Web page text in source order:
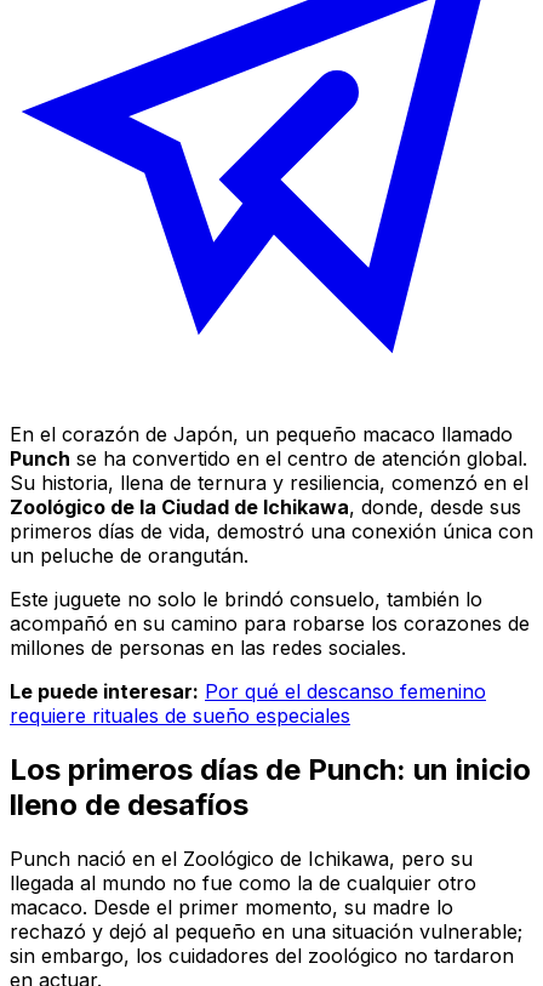
En el corazón de Japón, un pequeño macaco llamado
Punch se ha convertido en el centro de atención global.
Su historia, llena de ternura y resiliencia, comenzó en el
Zoológico de la Ciudad de Ichikawa, donde, desde sus
primeros días de vida, demostró una conexión única con
un peluche de orangután.
Este juguete no solo le brindó consuelo, también lo
acompañó en su camino para robarse los corazones de
millones de personas en las redes sociales.
Le puede interesar: Por qué el descanso femenino
requiere rituales de sueño especiales
Los primeros días de Punch: un inicio
lleno de desafíos
Punch nació en el Zoológico de Ichikawa, pero su
llegada al mundo no fue como la de cualquier otro
macaco. Desde el primer momento, su madre lo
rechazó y dejó al pequeño en una situación vulnerable;
sin embargo, los cuidadores del zoológico no tardaron
en actuar.